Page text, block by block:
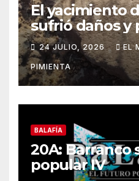
El yacimiento
sufrió daños y
alertamos al
sigue sin
protección
24 JULIO, 2026 EL
PIMIENTA
BALAFÍA
20A: Barranco
popular IV